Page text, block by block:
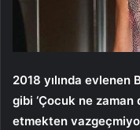
2018 yılında
gibi ‘Çocuk ne
etmekten